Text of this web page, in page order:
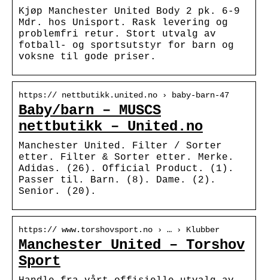
Kjøp Manchester United Body 2 pk. 6-9
Mdr. hos Unisport. Rask levering og
problemfri retur. Stort utvalg av
fotball- og sportsutstyr for barn og
voksne til gode priser.
https:// nettbutikk.united.no › baby-barn-47
Baby/barn – MUSCS
nettbutikk – United.no
Manchester United. Filter / Sorter
etter. Filter & Sorter etter. Merke.
Adidas. (26). Official Product. (1).
Passer til. Barn. (8). Dame. (2).
Senior. (20).
https:// www.torshovsport.no › … › Klubber
Manchester United – Torshov
Sport